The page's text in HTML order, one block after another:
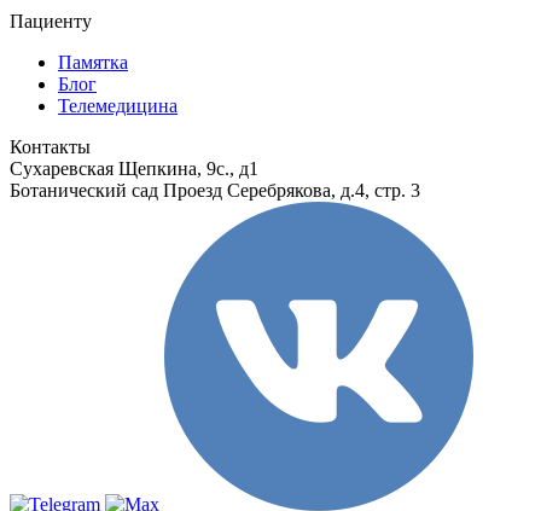
Пациенту
Памятка
Блог
Телемедицина
Контакты
Сухаревская Щепкина, 9с., д1
Ботанический сад Проезд Серебрякова, д.4, стр. 3